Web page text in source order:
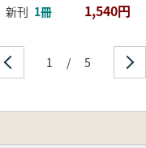
新刊 1冊 1,540円
1 / 5